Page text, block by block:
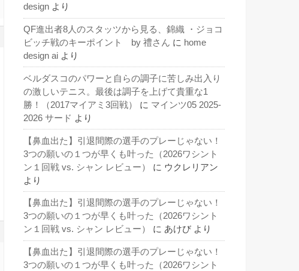
design より
QF進出者8人のスタッツから見る、錦織 ・ジョコ
ビッチ戦のキーポイント by 禮さん に home
design ai より
ベルダスコのパワーと自らの調子に苦しみ出入り
の激しいテニス。最後は調子を上げて貴重な1
勝！（2017マイアミ3回戦）
に マインツ05 2025-
2026 サード より
【鼻血出た】引退間際の選手のプレーじゃない！
3つの願いの１つが早くも叶った（2026ワシント
ン１回戦 vs. シャン レビュー）
に ウクレリアン
より
【鼻血出た】引退間際の選手のプレーじゃない！
3つの願いの１つが早くも叶った（2026ワシント
ン１回戦 vs. シャン レビュー）
に あけび より
【鼻血出た】引退間際の選手のプレーじゃない！
3つの願いの１つが早くも叶った（2026ワシント